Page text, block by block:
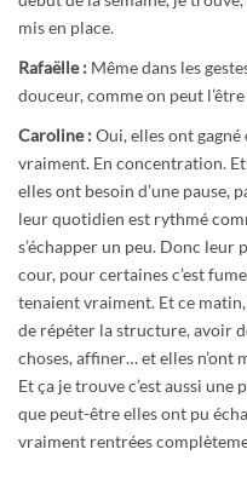
mis en place.
Rafaëlle : Même dans les
douceur, comme on peut
Caroline :Oui, elles ont
vraiment. En concentration.
elles ont besoin d’une pause,
leur quotidien est rythmé
s’échapper un peu. Donc leur
cour, pour certaines c’est
tenaient vraiment. Et ce
de répéter la structure, avoir
choses, affiner… et elles n’ont
Et ça je trouve c’est aussi
que peut-être elles ont pu
vraiment rentrées